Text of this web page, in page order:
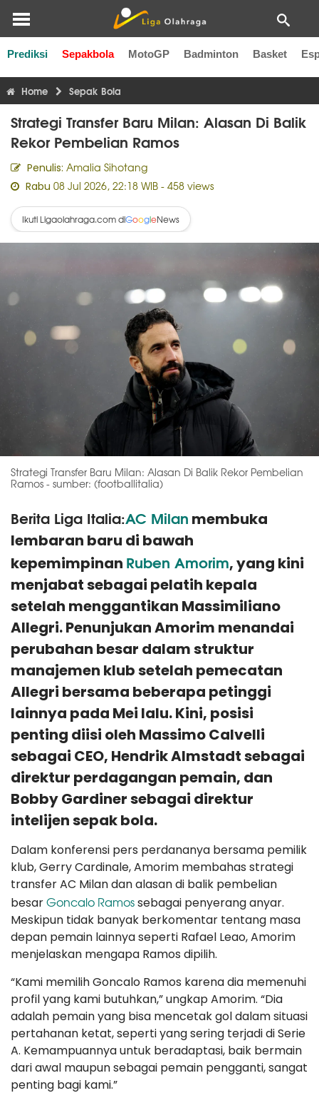
Prediksi Sepakbola MotoGP Badminton Basket
Liga Inggris Liga Italia Liga Spanyol Liga Perancis
Home Sepak Bola
Strategi Transfer Baru Milan: Alasan Di Balik
Rekor Pembelian Ramos
Penulis: Amalia Sihotang
Rabu 08 Jul 2026, 22:18 WIB - 458 views
Ikuti Ligaolahraga.com diGoogleNews
Strategi Transfer Baru Milan: Alasan Di Balik Rekor Pembelian
Ramos - sumber: (footballitalia)
Berita Liga Italia:AC Milan membuka
lembaran baru di bawah
kepemimpinan Ruben Amorim, yang kini
menjabat sebagai pelatih kepala
setelah menggantikan Massimiliano
Allegri. Penunjukan Amorim menandai
perubahan besar dalam struktur
manajemen klub setelah pemecatan
Allegri bersama beberapa petinggi
lainnya pada Mei lalu. Kini, posisi
penting diisi oleh Massimo Calvelli
sebagai CEO, Hendrik Almstadt sebagai
direktur perdagangan pemain, dan
Bobby Gardiner sebagai direktur
intelijen sepak bola.
Dalam konferensi pers perdananya bersama pemilik
klub, Gerry Cardinale, Amorim membahas strategi
transfer AC Milan dan alasan di balik pembelian
besarGoncalo Ramossebagai penyerang anyar.
Meskipun tidak banyak berkomentar tentang masa
depan pemain lainnya seperti Rafael Leao, Amorim
menjelaskan mengapa Ramos dipilih.
“Kami memilih Goncalo Ramos karena dia memenuhi
profil yang kami butuhkan,” ungkap Amorim. “Dia
adalah pemain yang bisa mencetak gol dalam situasi
pertahanan ketat, seperti yang sering terjadi di Serie
A. Kemampuannya untuk beradaptasi, baik bermain
dari awal maupun sebagai pemain pengganti, sangat
penting bagi kami.”